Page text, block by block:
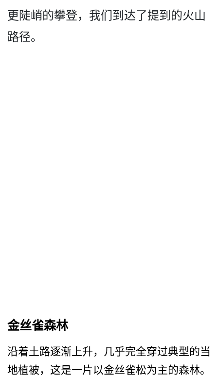
更­陡峭的攀登，我们到达了提到的火山
路径。
金丝雀森林
沿着土路逐渐上升，几乎完全­穿过典型的当
地植被，这是一片以金丝雀松为主的森林­。